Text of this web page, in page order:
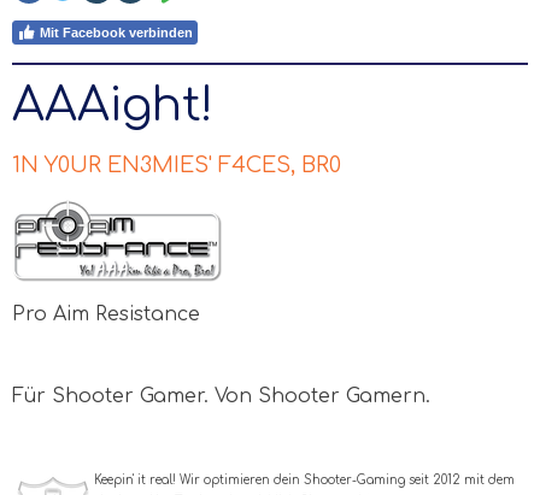
Mit Facebook verbinden
AAAight!
1N Y0UR EN3MIES' F4CES, BR0
Pro Aim Resistance
Für Shooter Gamer. Von Shooter Gamern.
Keepin' it real! Wir optimieren dein Shooter-Gaming seit 2012 mit dem